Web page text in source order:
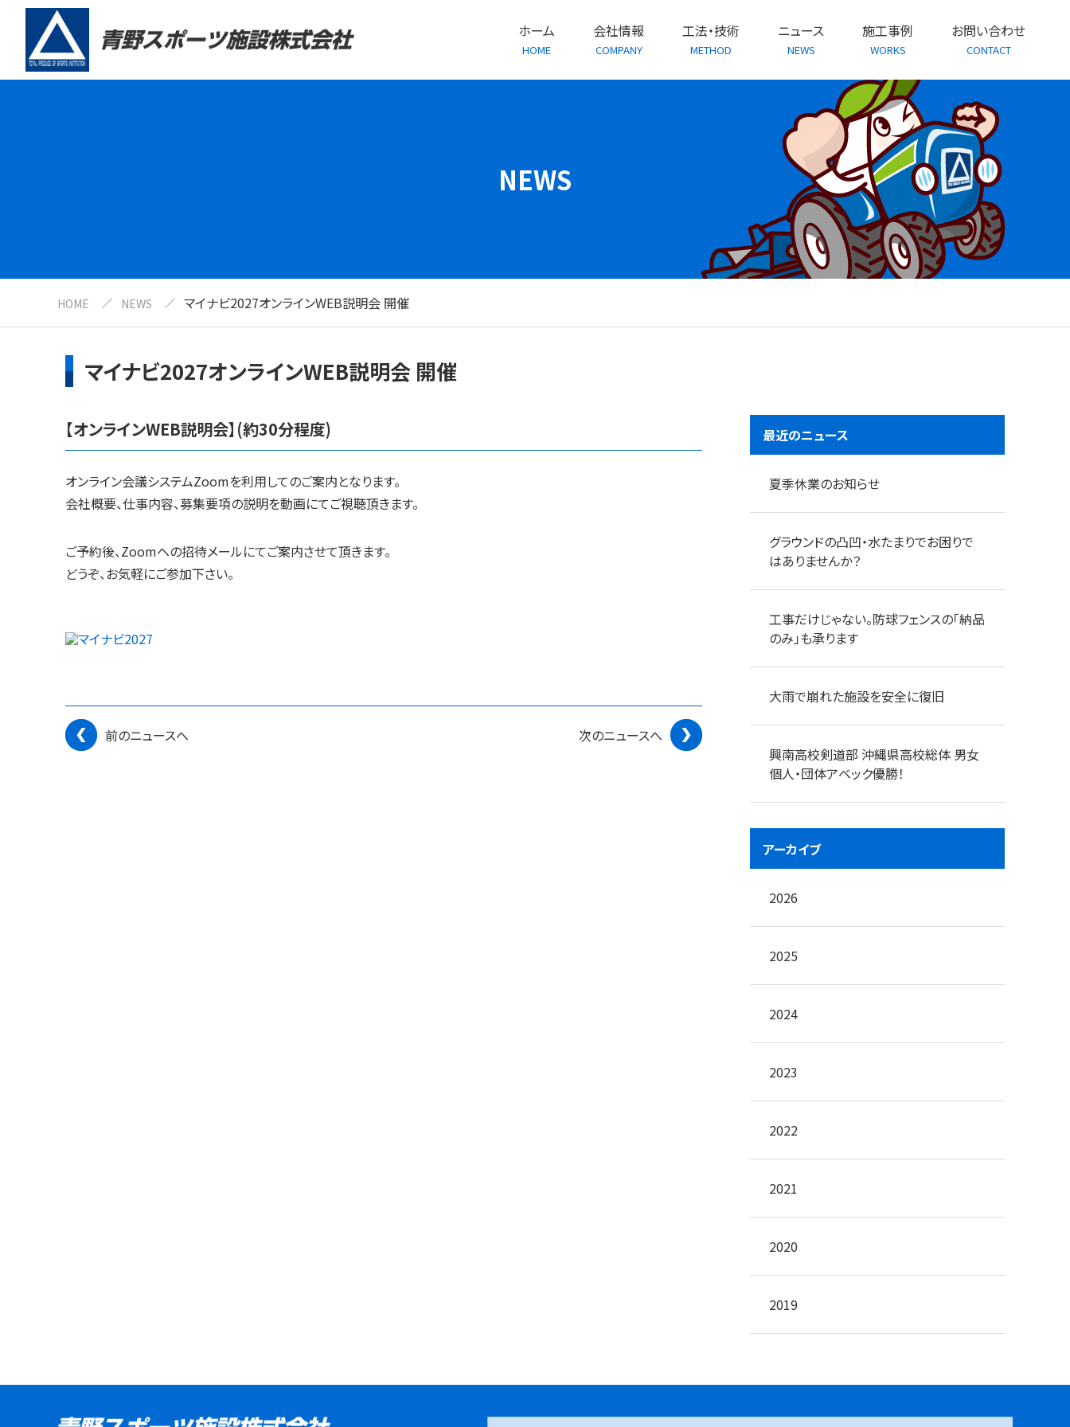
ホーム
HOME
会社情報
COMPANY
工法・技術
METHOD
ニュース
NEWS
施工事例
WORKS
お問い合わせ
CONTACT
NEWS
HOME NEWS マイナビ2027オンラインWEB説明会 開催
マイナビ2027オンラインWEB説明会 開催
【オンラインWEB説明会】(約30分程度)
オンライン会議システムZoomを利用してのご案内となります。
会社概要、仕事内容、募集要項の説明を動画にてご視聴頂きます。
ご予約後、Zoomへの招待メールにてご案内させて頂きます。
どうぞ、お気軽にご参加下さい。
前のニュースへ 次のニュースへ
最近のニュース
夏季休業のお知らせ
グラウンドの凸凹・水たまりでお困りで
はありませんか？
工事だけじゃない。防球フェンスの「納品
のみ」も承ります
大雨で崩れた施設を安全に復旧
興南高校剣道部 沖縄県高校総体 男女
個人・団体アベック優勝！
アーカイブ
2026
2025
2024
2023
2022
2021
2020
2019